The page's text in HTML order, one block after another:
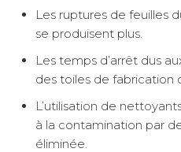
Les ruptures de feuilles
se produisent plus.
Les temps d’arrêt dus
des toiles de fabrication
L’utilisation de
à la contamination par
éliminée.